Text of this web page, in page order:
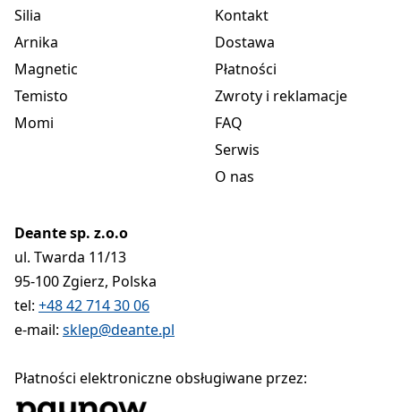
Silia
Arnika
Magnetic
Temisto
Momi
Kontakt
Dostawa
Płatności
Zwroty i reklamacje
FAQ
Serwis
O nas
Deante sp. z.o.o
ul. Twarda 11/13
95-100 Zgierz, Polska
tel: +48 42 714 30 06
e-mail: sklep@deante.pl
Płatności elektroniczne obsługiwane przez: